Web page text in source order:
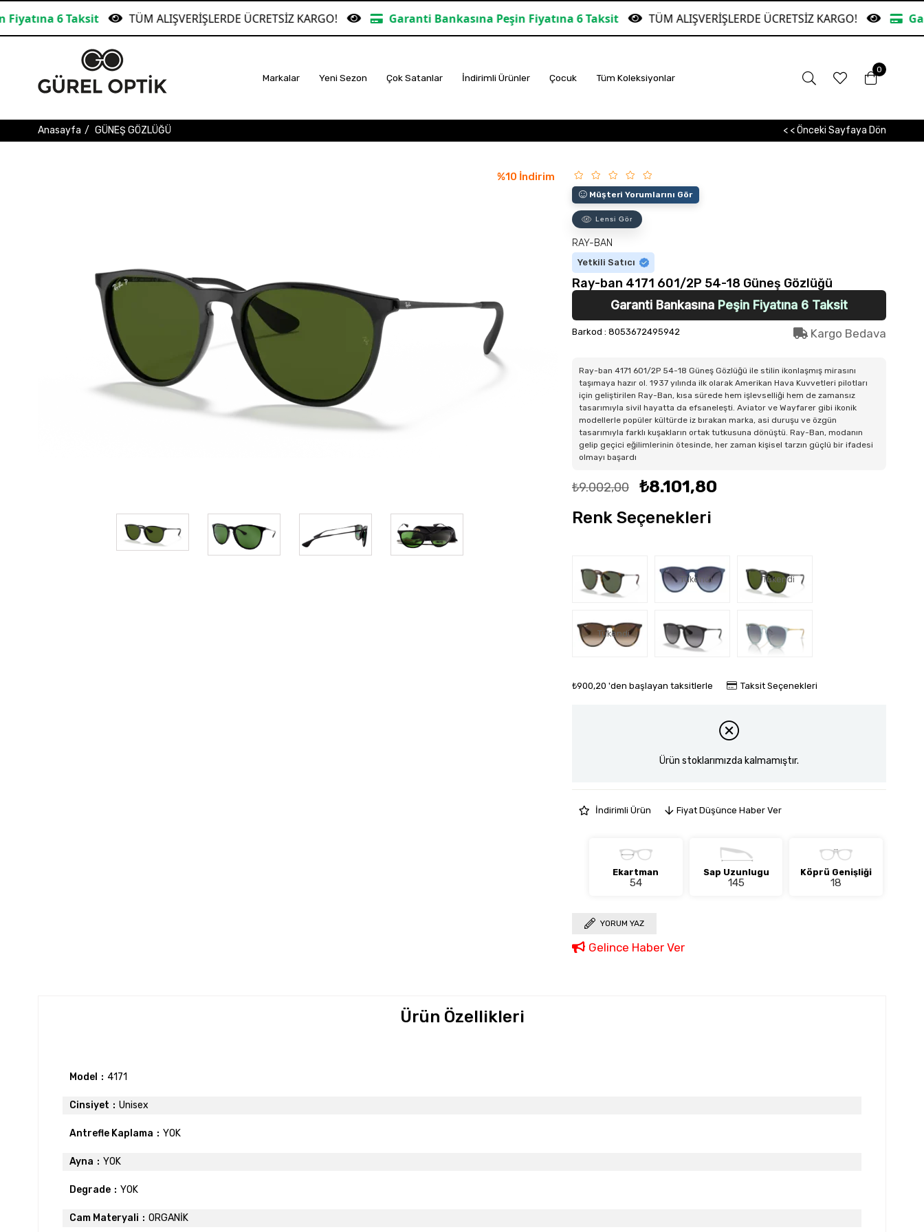
TÜM ALIŞVERİŞLERDE ÜCRETSİZ KARGO! Garanti Bankasına Peşin Fiyatına 6 Taksit TÜM ALIŞVERİŞLERDE ÜCRETSİZ KARGO! Garanti
Markalar Yeni Sezon Çok Satanlar İndirimli Ürünler Çocuk Tüm Koleksiyonlar
0
Anasayfa GÜNEŞ GÖZLÜĞÜ < < Önceki Sayfaya Dön
%10 İndirim
Müşteri Yorumlarını Gör
Lensi Gör
RAY-BAN
Yetkili Satıcı
Ray-ban 4171 601/2P 54-18 Güneş Gözlüğü
Garanti Bankasına Peşin Fiyatına 6 Taksit
Barkod : 8053672495942 Kargo Bedava
Ray-ban 4171 601/2P 54-18 Güneş Gözlüğü ile stilin ikonlaşmış mirasını
taşımaya hazır ol. 1937 yılında ilk olarak Amerikan Hava Kuvvetleri pilotları
için geliştirilen Ray-Ban, kısa sürede hem işlevselliği hem de zamansız
tasarımıyla sivil hayatta da efsaneleşti. Aviator ve Wayfarer gibi ikonik
modellerle popüler kültürde iz bırakan marka, asi duruşu ve özgün
tasarımıyla farklı kuşakların ortak tutkusuna dönüştü. Ray-Ban, modanın
gelip geçici eğilimlerinin ötesinde, her zaman kişisel tarzın güçlü bir ifadesi
olmayı başardı
₺9.002,00
₺8.101,80
Renk Seçenekleri
Tükendi Tükendi
Tükendi
₺900,20 'den başlayan taksitlerle Taksit Seçenekleri
Ürün stoklarımızda kalmamıştır.
İndirimli Ürün Fiyat Düşünce Haber Ver
Ekartman
54
Sap Uzunlugu
145
Köprü Genişliği
18
YORUM YAZ
Gelince Haber Ver
Ürün Özellikleri
Model 4171
Cinsiyet Unisex
Antrefle Kaplama YOK
Ayna YOK
Degrade YOK
Cam Materyali ORGANİK